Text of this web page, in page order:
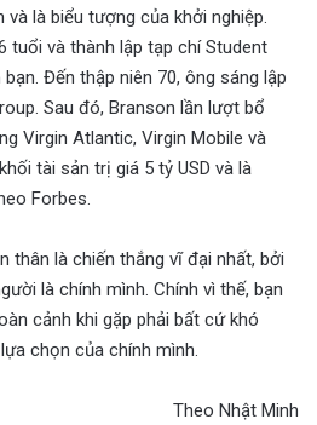
là biểu tượng của khởi nghiệp.
tuổi và thành lập tạp chí Student
Đến thập niên 70, ông sáng lập
Sau đó, Branson lần lượt bổ
Virgin Atlantic, Virgin Mobile và
tài sản trị giá 5 tỷ USD và là
Forbes.
thân là chiến thắng vĩ đại nhất, bởi
là chính mình. Chính vì thế, bạn
cảnh khi gặp phải bất cứ khó
chọn của chính mình.
Theo Nhật Minh